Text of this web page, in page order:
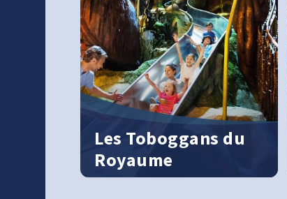
Les Toboggans du
Royaume